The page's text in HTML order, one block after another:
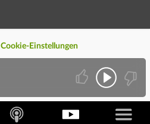
Cookie-Einstellungen